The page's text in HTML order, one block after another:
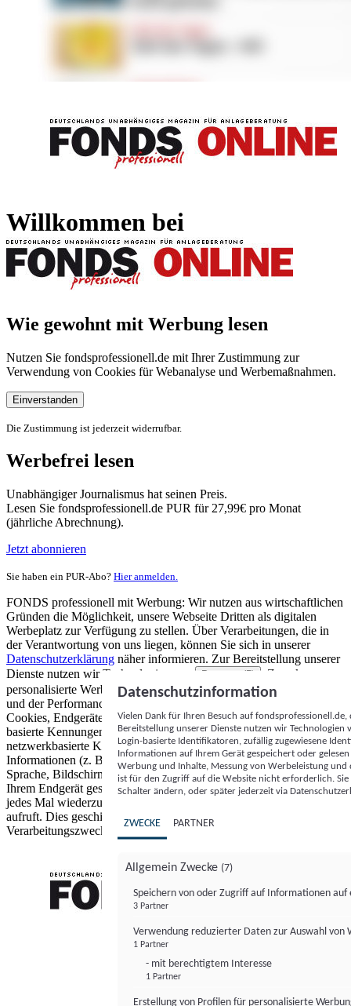
Willkommen bei
Wie gewohnt mit Werbung lesen
Nutzen Sie fondsprofessionell.de mit Ihrer Zustimmung zur
Verwendung von Cookies für Webanalyse und Werbemaßnahmen.
Einverstanden
Die Zustimmung ist jederzeit widerrufbar.
Werbefrei lesen
Unabhängiger Journalismus hat seinen Preis.
Lesen Sie fondsprofessionell.de PUR für 27,99€ pro Monat
(jährliche Abrechnung).
Jetzt abonnieren
Sie haben ein PUR-Abo? Hier anmelden.
FONDS professionell mit Werbung: Wir nutzen aus wirtschaftlichen
Gründen die Möglichkeit, unsere Webseite Dritten als digitalen
Werbeplatz zur Verfügung zu stellen. Über Verarbeitungen, die in
der Verantwortung von uns liegen, können Sie sich in unserer
Datenschutzerklärung näher informieren. Zur Bereitstellung unserer
Dienste nutzen wir Technologien von
Partnern (5)
. Zwecke:
personalisierte Werbung und Inhalte, Messung von Werbeleistung
und der Performance von Inhalten sowie Zielgruppenforschung.
Cookies, Endgeräte- oder ähnliche Online-Kennungen (z. B. login-
basierte Kennungen, zufällig generierte Kennungen,
netzwerkbasierte Kennungen) können zusammen mit anderen
Informationen (z. B. Browsertyp und Browserinformationen,
Sprache, Bildschirmgröße, unterstützte Technologien usw.) auf
Ihrem Endgerät gespeichert oder von dort ausgelesen werden, um es
jedes Mal wiederzuerkennen, wenn es eine App oder einer Webseite
aufruft. Dies geschieht für einen oder mehrere der hier aufgeführten
Verarbeitungszwecke.
Datenschutzinformation
Vielen Dank für Ihren Besuch auf
Bereitstellung unserer Dienste nutzen wir Technologien
Login-basierte Identifikatoren, zufällig zugewiesene
Informationen auf Ihrem Gerät gespeichert oder
Werbung und Inhalte, Messung von Werbeleistung
ist für den Zugriff auf die Website nicht erforderlich.
Schalter ändern, oder später jederzeit via
ZWECKE PARTNER
Allgemein Zwecke (7)
Speichern von oder Zugriff auf Informationen auf
3 Partner
Verwendung reduzierter Daten zur Auswahl von
1 Partner
- mit berechtigtem Interesse
1 Partner
Erstellung von Profilen für personalisierte
FONDS professionell